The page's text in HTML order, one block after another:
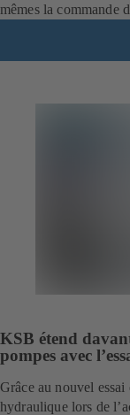
mêmes la commande
KSB étend
pompes avec
Grâce au nouvel
hydraulique lors de